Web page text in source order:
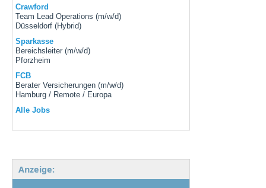
Crawford
Team Lead Operations (m/w/d)
Düsseldorf (Hybrid)
Sparkasse
Bereichsleiter (m/w/d)
Pforzheim
FCB
Berater Versicherungen (m/w/d)
Hamburg / Remote / Europa
Alle Jobs
Anzeige: